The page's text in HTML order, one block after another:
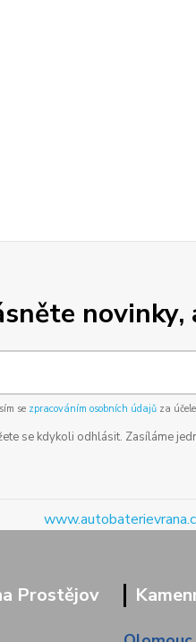
novinky,
se zpracováním osobních údajůza
se kdykoli odhlásit. Zasíláme
Prostějov